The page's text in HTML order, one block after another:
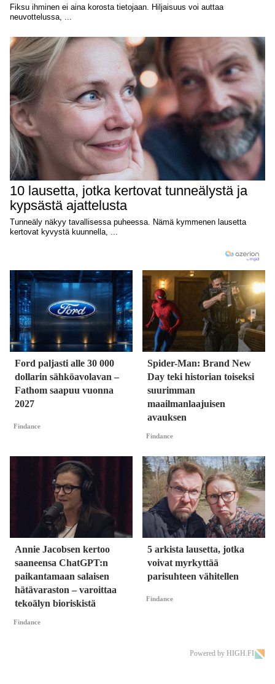
Ford paljasti alle 30 000
dollarin sähköavolavan –
Fathom saapuu vuonna
2027
Findance
Spider-Man: Brand New
Day teki historian toiseksi
suurimman
maailmanlaajuisen
avauksen
Findance
Annie Jacobsen kertoo
saaneensa ChatGPT:n
paikantamaan salaisen
hätävaraston – varoittaa
tekoälyn bioriskistä
Findance
5 arkista lausetta, jotka
voivat myrkyttää
parisuhteen vähitellen
Findance
Powered by HIGH.FI